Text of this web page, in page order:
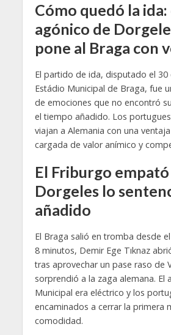
Cómo quedó la
agónico de
pone al Braga con
El partido de ida, disputado el 30
Estádio Municipal de Braga, fue
de emociones que no encontró
el tiempo añadido. Los
viajan a Alemania con una
cargada de valor anímico y
El Friburgo
Dorgeles lo
añadido
El Braga salió en tromba desde
8 minutos, Demir Ege Tıknaz
tras aprovechar un pase raso de
sorprendió a la zaga alemana. El
Municipal era eléctrico y los
encaminados a cerrar la primera
comodidad.